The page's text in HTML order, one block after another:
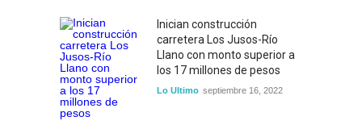
Inician construcción
carretera Los Jusos-Río
Llano con monto superior a
los 17 millones de pesos
Lo Ultimo septiembre 16, 2022